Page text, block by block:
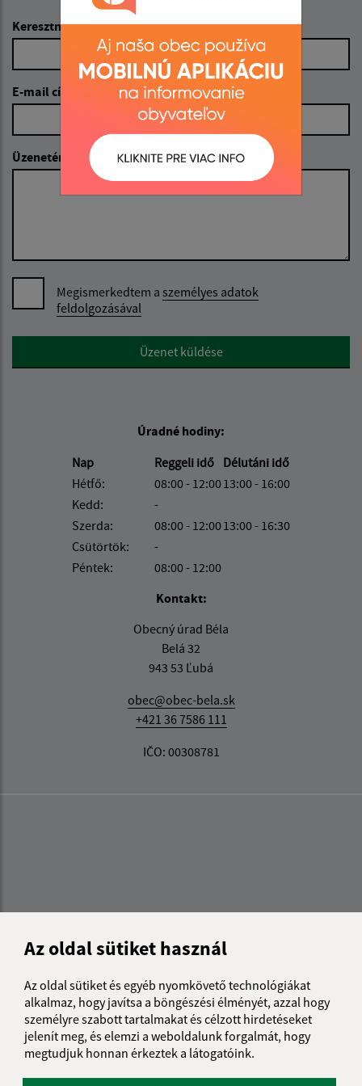
Az oldal sütiket használ
Az oldal sütiket és egyéb nyomkövető technológiákat
alkalmaz, hogy javítsa a böngészési élményét, azzal hogy
személyre szabott tartalmakat és célzott hirdetéseket
jelenít meg, és elemzi a weboldalunk forgalmát, hogy
megtudjuk honnan érkeztek a látogatóink.
Keresztnév (povinné)
E-mail cím (povinné)
Üzenetének szövege (povinné)
Megismerkedtem a személyes adatok
feldolgozásával
Google reCaptcha ResponseÜzenet küldése
Úradné hodiny:
Nap
Reggeli idő Délutáni idő
Hétfő:
08:00 - 12:0013:00 - 16:00
Kedd:
-
Szerda:
08:00 - 12:0013:00 - 16:30
Csütörtök:
-
Péntek:
08:00 - 12:00
Kontakt:
Obecný úrad Béla
Belá 32
943 53 Ľubá
obec@obec-bela.sk
+421 36 7586 111
IČO: 00308781
Az oldalról: